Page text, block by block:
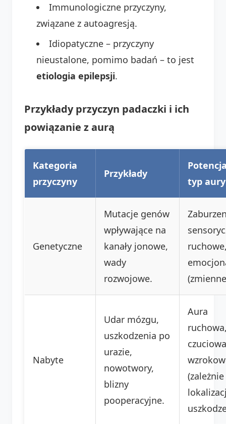
Immunologiczne przyczyny,
związane z autoagresją.
Idiopatyczne – przyczyny
nieustalone, pomimo badań – to jest
etiologia epilepsji.
Przykłady przyczyn padaczki i ich
powiązanie z aurą
Kategoria
przyczyny
Przykłady
typ aury
Genetyczne
Mutacje genów
wpływające na
kanały jonowe,
wady
rozwojowe.
Nabyte
Udar mózgu,
uszkodzenia po
urazie,
nowotwory,
blizny
pooperacyjne.
Aura